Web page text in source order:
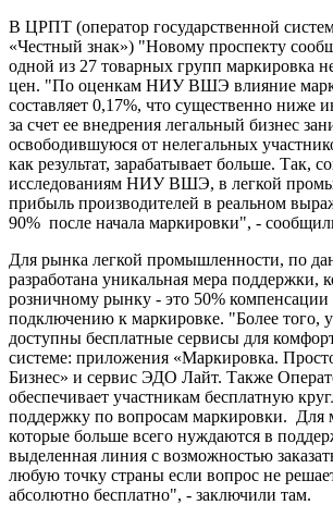
В ЦРПТ (оператор государственной
«Честный знак») "Новому проспекту
одной из 27 товарных групп маркировка
цен. "По оценкам НИУ ВШЭ влияние
составляет 0,17%, что существенно ниже
за счет ее внедрения легальный бизнес
освободившуюся от нелегальных
как результат, зарабатывает больше. Так,
исследованиям НИУ ВШЭ, в легкой
прибыль производителей в реальном
90% после начала маркировки", -
Для рынка легкой промышленности, по
разработана уникальная мера поддержки,
розничному рынку - это 50% компенсации
подключению к маркировке. "Более того,
доступны бесплатные сервисы для
системе: приложения «Маркировка.
Бизнес» и сервис ЭДО Лайт. Также
обеспечивает участникам бесплатную
поддержку по вопросам маркировки.
которые больше всего нуждаются в
выделенная линия с возможностью
любую точку страны если вопрос не
абсолютно бесплатно", - заключили там.